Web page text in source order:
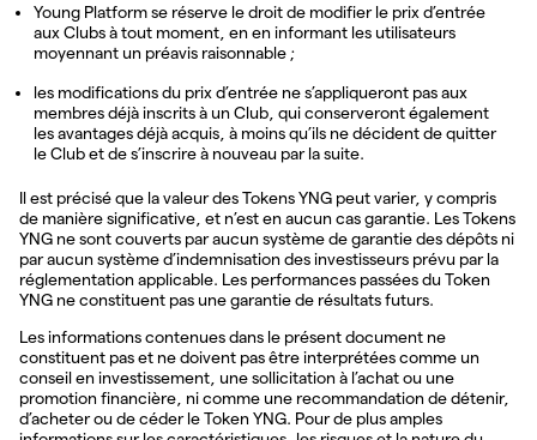
Young Platform se réserve le droit de modifier le prix d’entrée
aux Clubs à tout moment, en en informant les utilisateurs
moyennant un préavis raisonnable ;
les modifications du prix d’entrée ne s’appliqueront pas aux
membres déjà inscrits à un Club, qui conserveront également
les avantages déjà acquis, à moins qu’ils ne décident de quitter
le Club et de s’inscrire à nouveau par la suite.
Il est précisé que la valeur des Tokens YNG peut varier, y compris
de manière significative, et n’est en aucun cas garantie. Les Tokens
YNG ne sont couverts par aucun système de garantie des dépôts ni
par aucun système d’indemnisation des investisseurs prévu par la
réglementation applicable. Les performances passées du Token
YNG ne constituent pas une garantie de résultats futurs.
Les informations contenues dans le présent document ne
constituent pas et ne doivent pas être interprétées comme un
conseil en investissement, une sollicitation à l’achat ou une
promotion financière, ni comme une recommandation de détenir,
d’acheter ou de céder le Token YNG. Pour de plus amples